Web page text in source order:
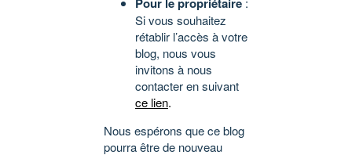
Si vous souhaitez
rétablir l’accès à votre
blog, nous vous
invitons à nous
contacter en suivant
ce lien.
Nous espérons que ce blog
pourra être de nouveau